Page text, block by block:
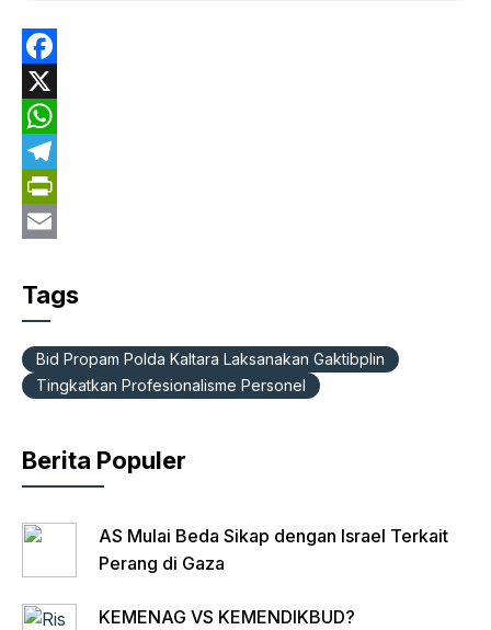
F
a
c
e
b
o
k
X
W
h
a
s
A
p
p
T
e
e
g
r
a
P
i
n
t
F
i
n
d
l
m
a
i
l
Tags
Bid Propam Polda Kaltara Laksanakan Gaktibplin
Tingkatkan Profesionalisme Personel
Berita Populer
AS Mulai Beda Sikap dengan Israel Terkait
Perang di Gaza
KEMENAG VS KEMENDIKBUD?